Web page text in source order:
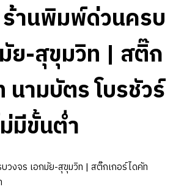
านพิมพ์ด่วนครบ
ย-สุขุมวิท | สติ๊ก
นามบัตร โบรชัวร์
มีขั้นต่ำ
งจร เอกมัย-สุขุมวิท | สติ๊กเกอร์ไดคัท